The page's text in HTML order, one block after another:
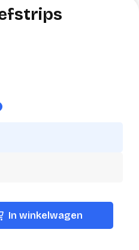
In winkelwagen